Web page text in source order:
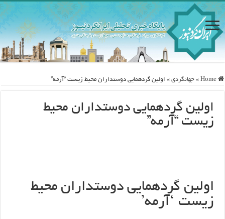
Home
» جهانگردی » اولین گردهمایی دوستداران محیط زیست “آرمه”
اولین گردهمایی دوستداران محیط
زیست “آرمه”
اولین گردهمایی دوستداران محیط
زیست ‘آرمه’